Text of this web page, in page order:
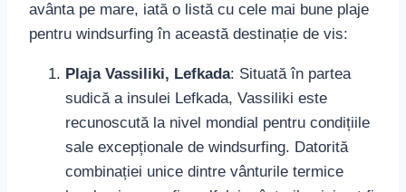
avânta pe mare, iată o listă cu cele mai bune plaje
pentru windsurfing în această destinație de vis:
Plaja Vassiliki, Lefkada: Situată în partea
sudică a insulei Lefkada, Vassiliki este
recunoscută la nivel mondial pentru condițiile
sale excepționale de windsurfing. Datorită
combinației unice dintre vânturile termice